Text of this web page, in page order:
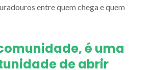
entre quem chega e quem
é uma
de abrir